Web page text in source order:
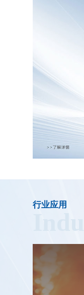
行业应用